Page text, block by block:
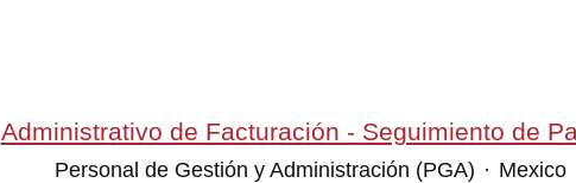
Administrativo de Facturación - Seguimiento de
Personal de Gestión y Administración (PGA) · Mexico